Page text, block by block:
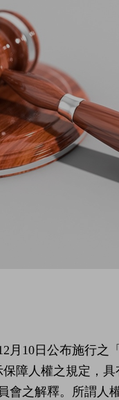
月10日公布施行
障人權之規定，
會之解釋。所謂人